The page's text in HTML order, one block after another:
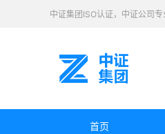
中证集团ISO认证，中证公司
首页